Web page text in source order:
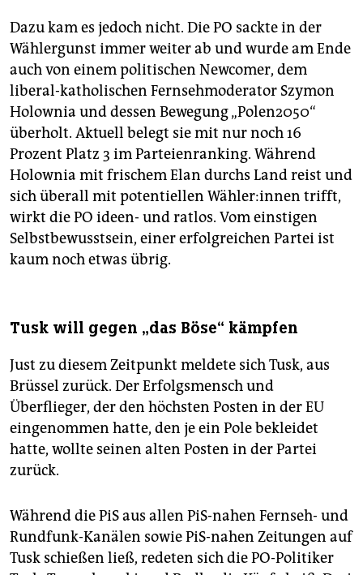
Dazu kam es jedoch nicht. Die PO sackte in der
Wählergunst immer weiter ab und wurde am Ende
auch von einem politischen Newcomer, dem
liberal-katholischen Fernsehmoderator Szymon
Holownia und dessen Bewegung „Polen2050“
überholt. Aktuell belegt sie mit nur noch 16
Prozent Platz 3 im Parteienranking. Während
Holownia mit frischem Elan durchs Land reist und
sich überall mit potentiellen Wäh­le­r:in­nen trifft,
wirkt die PO ideen- und ratlos. Vom einstigen
Selbstbewusstsein, einer erfolgreichen Partei ist
kaum noch etwas übrig.
Tusk will gegen „das Böse“ kämpfen
Just zu diesem Zeitpunkt meldete sich Tusk, aus
Brüssel zurück. Der Erfolgsmensch und
Überflieger, der den höchsten Posten in der EU
eingenommen hatte, den je ein Pole bekleidet
hatte, wollte seinen alten Posten in der Partei
zurück.
Während die PiS aus allen PiS-nahen Fernseh- und
Rundfunk-Kanälen sowie PiS-nahen Zeitungen auf
Tusk schießen ließ, redeten sich die PO-Politiker